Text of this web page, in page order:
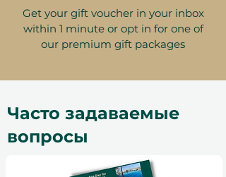
действителен в течение 12
месяцев и имеет уникальный код
идентификации, может быть
Подарочный сертификат должен
быть указан при использовании и
на ithara.ae. Требуется
Get your gift voucher in your inbox
within 1 minute or opt in for one of
our premium gift packages
Часто задаваемые
вопросы